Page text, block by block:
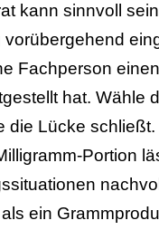
kann sinnvoll
vorübergehend
Fachperson
hat. Wähle
die Lücke
Portion
ein